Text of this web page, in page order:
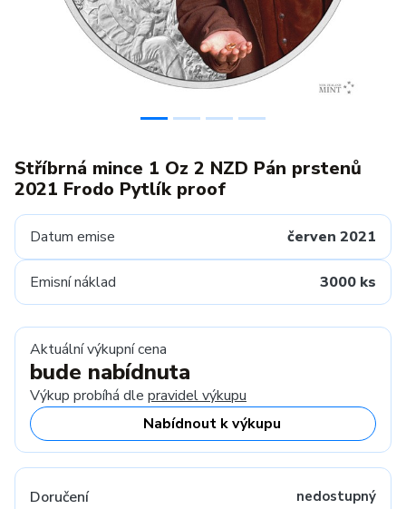
Stříbrná mince 1 Oz 2 NZD Pán prstenů
2021 Frodo Pytlík proof
Datum emise červen 2021
Emisní náklad 3000 ks
Aktuální výkupní cena
bude nabídnuta
Výkup probíhá dle pravidel výkupu
Nabídnout k výkupu
Doručení nedostupný